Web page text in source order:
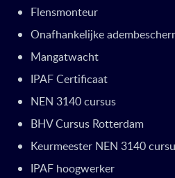
Flensmonteur
Onafhankelijke
Mangatwacht
IPAF Certificaat
NEN 3140 cursus
BHV Cursus Rotterdam
Keurmeester NEN 3140
IPAF hoogwerker